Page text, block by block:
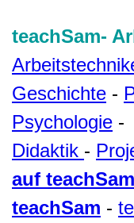
teachSam-
Geschichte -
Psychologie -
Didaktik -
auf teachSam
teachSam -